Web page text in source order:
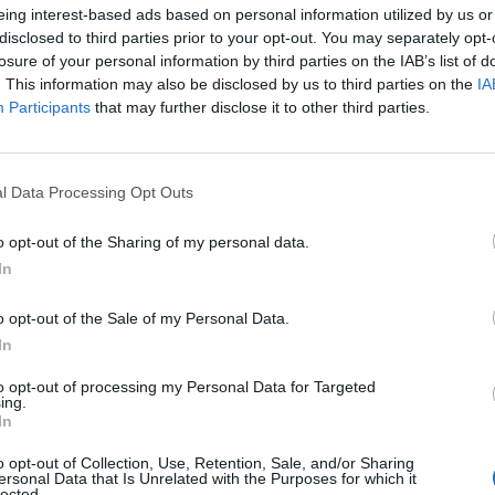
interest-based ads based on personal information utilized by us
to third parties prior to your opt-out. You may separately
of your personal information by third parties on the IAB’s list of
This information may also be disclosed by us to third parties on the
Participants that may further disclose it to other third parties.
Data Processing Opt Outs
opt-out of the Sharing of my personal data.
opt-out of the Sale of my Personal Data.
opt-out of processing my Personal Data for Targeted
opt-out of Collection, Use, Retention, Sale, and/or Sharing
Data that Is Unrelated with the Purposes for which it
emprendedoras de la zona de la Riera de
acompañar y formar en el ámbito de la
de esta iniciativa del Ayuntamiento es
Palau-solità i Plegamans que diseña y fabrica
proceso, los servicios de la Riera de Caldes
momento que lo necesitábamos como respirar,
el fundador de la startup
el Servicio de Emprendeduría ha sido un
su empresa.
preferida de Google de
de actualidad